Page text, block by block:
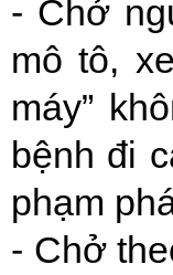
- Chở
mô tô,
máy”
bệnh đi
phạm
- Chở